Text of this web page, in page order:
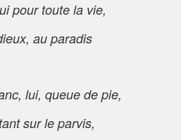
pour toute la vie,
au paradis
lui, queue de pie,
sur le parvis,